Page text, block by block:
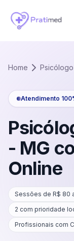
Home Psicólogo
Atendimento
- MG
Online
Sessões de R$ 80
2 com prioridade
Profissionais com